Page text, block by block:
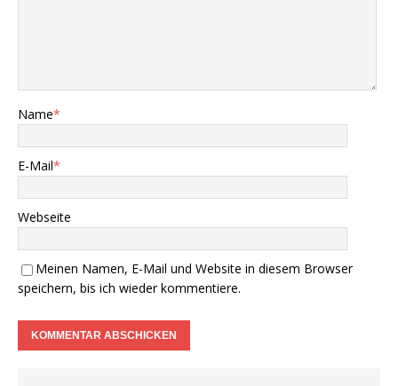
Name*
E-Mail*
Webseite
Meinen Namen, E-Mail und Website in diesem Browser
speichern, bis ich wieder kommentiere.